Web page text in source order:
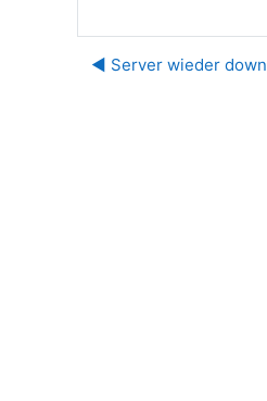
◀︎ Server wieder down